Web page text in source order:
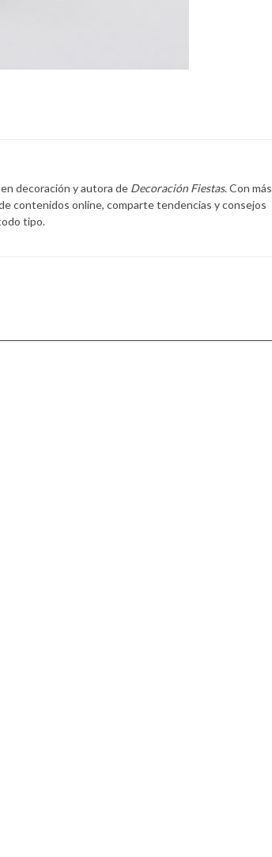
decoración y autora de Decoración Fiestas. Con más
contenidos online, comparte tendencias y consejos
tipo.